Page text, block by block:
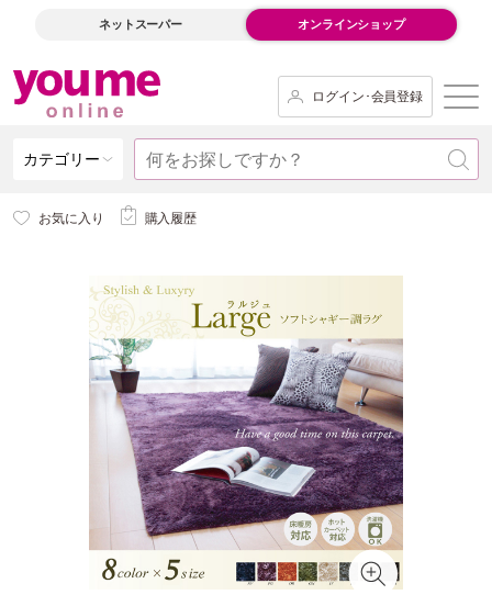
ネットスーパー オンラインショップ
ログイン･会員登録
カテゴリー
お気に入り 購入履歴